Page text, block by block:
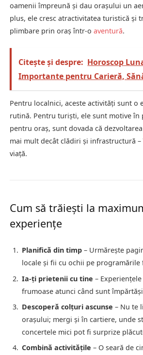
oamenii împreună și dau orașului un
plus, ele cresc atractivitatea turistică și
plimbare prin oraș într-o aventură.
Citește și despre: Horoscop
Importante pentru Carieră,
Pentru localnici, aceste activități sunt o
rutină. Pentru turiști, ele sunt motive în
pentru oraș, sunt dovada că
mai mult decât clădiri și infrastructură –
viață.
Cum să trăiești la
experiențe
Planifică din timp – Urmărește
locale și fii cu ochii pe programările
Ia-ți prietenii cu tine –
frumoase atunci când sunt
Descoperă colțuri ascunse – Nu te
orașului; mergi și în cartiere, unde
concertele mici pot fi surprize
Combină activitățile – O seară de